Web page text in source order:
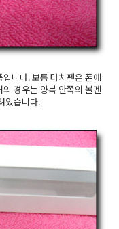
니다. 보통 터치펜은 폰에
경우는 양복 안쪽의 볼펜
있습니다.